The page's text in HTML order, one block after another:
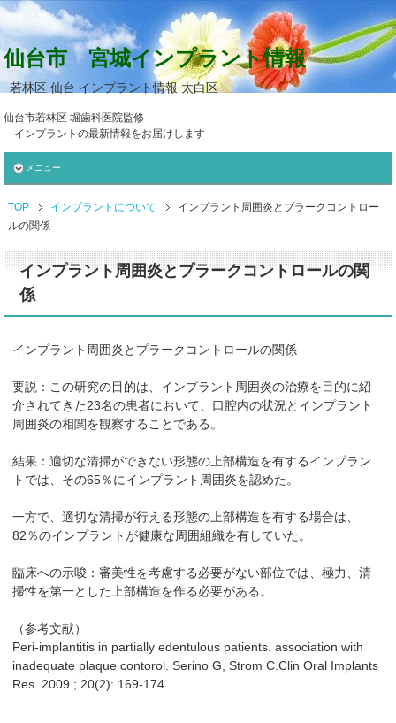
仙台市 宮城インプラント情報
若林区 仙台 インプラント情報 太白区
仙台市若林区 堀歯科医院監修
インプラントの最新情報をお届けします
メニュー
TOP インプラントについて
インプラント周囲炎とプラークコントロー
ルの関係
インプラント周囲炎とプラークコントロールの関
係
インプラント周囲炎とプラークコントロールの関係
要説：この研究の目的は、インプラント周囲炎の治療を目的に紹
介されてきた23名の患者において、口腔内の状況とインプラント
周囲炎の相関を観察することである。
結果：適切な清掃ができない形態の上部構造を有するインプラン
トでは、その65％にインプラント周囲炎を認めた。
一方で、適切な清掃が行える形態の上部構造を有する場合は、
82％のインプラントが健康な周囲組織を有していた。
臨床への示唆：審美性を考慮する必要がない部位では、極力、清
掃性を第一とした上部構造を作る必要がある。
（参考文献）
Peri-implantitis in partially edentulous patients. association with
inadequate plaque contorol. Serino G, Strom C.Clin Oral Implants
Res. 2009.; 20(2): 169-174.